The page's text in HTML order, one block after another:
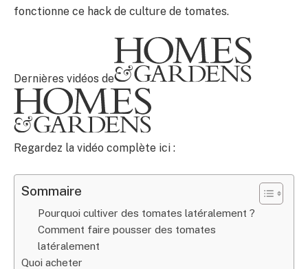
fonctionne ce hack de culture de tomates.
Dernières vidéos de
Regardez la vidéo complète ici :
Sommaire
Pourquoi cultiver des tomates latéralement ?
Comment faire pousser des tomates
latéralement
Quoi acheter